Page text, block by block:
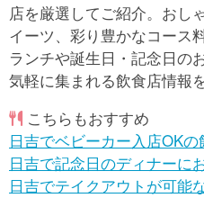
店を厳選してご紹介。おし
イーツ、彩り豊かなコース
ランチや誕生日・記念日の
気軽に集まれる飲食店情報
こちらもおすすめ
日吉でベビーカー入店OKの
日吉で記念日のディナーに
日吉でテイクアウトが可能